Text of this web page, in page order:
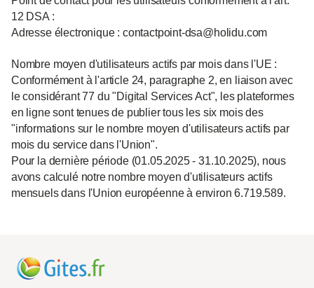
12 DSA :
Adresse électronique : contactpoint-dsa@holidu.com
Nombre moyen d'utilisateurs actifs par mois dans l'UE :
Conformément à l'article 24, paragraphe 2, en liaison avec
le considérant 77 du "Digital Services Act", les plateformes
en ligne sont tenues de publier tous les six mois des
"informations sur le nombre moyen d'utilisateurs actifs par
mois du service dans l'Union".
Pour la dernière période (01.05.2025 - 31.10.2025), nous
avons calculé notre nombre moyen d'utilisateurs actifs
mensuels dans l'Union européenne à environ 6.719.589.